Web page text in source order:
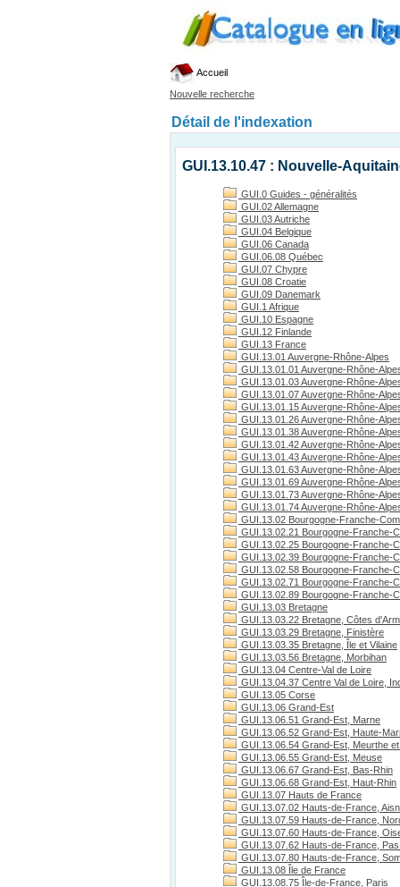
Accueil
Nouvelle recherche
Détail de l'indexation
GUI.13.10.47 : Nouvelle-
GUI.0 Guides - généralités
GUI.02 Allemagne
GUI.03 Autriche
GUI.04 Belgique
GUI.06 Canada
GUI.06.08 Québec
GUI.07 Chypre
GUI.08 Croatie
GUI.09 Danemark
GUI.1 Afrique
GUI.10 Espagne
GUI.12 Finlande
GUI.13 France
GUI.13.01 Auvergne-Rhône-Alpes
GUI.13.01.01 Auvergne-Rhône-
GUI.13.01.03 Auvergne-Rhône-
GUI.13.01.07 Auvergne-Rhône-
GUI.13.01.15 Auvergne-Rhône-
GUI.13.01.26 Auvergne-Rhône-
GUI.13.01.38 Auvergne-Rhône-
GUI.13.01.42 Auvergne-Rhône-
GUI.13.01.43 Auvergne-Rhône-
GUI.13.01.63 Auvergne-Rhône-
GUI.13.01.69 Auvergne-Rhône-
GUI.13.01.73 Auvergne-Rhône-
GUI.13.01.74 Auvergne-Rhône-
GUI.13.02 Bourgogne-Franche-
GUI.13.02.21 Bourgogne-Franche-
GUI.13.02.25 Bourgogne-Franche-
GUI.13.02.39 Bourgogne-Franche-
GUI.13.02.58 Bourgogne-Franche-
GUI.13.02.71 Bourgogne-Franche-
GUI.13.02.89 Bourgogne-Franche-
GUI.13.03 Bretagne
GUI.13.03.22 Bretagne, Côtes
GUI.13.03.29 Bretagne, Finistère
GUI.13.03.35 Bretagne, Île et Vilaine
GUI.13.03.56 Bretagne, Morbihan
GUI.13.04 Centre-Val de Loire
GUI.13.04.37 Centre Val de Loire,
GUI.13.05 Corse
GUI.13.06 Grand-Est
GUI.13.06.51 Grand-Est, Marne
GUI.13.06.52 Grand-Est, Haute-
GUI.13.06.54 Grand-Est, Meurthe
GUI.13.06.55 Grand-Est, Meuse
GUI.13.06.67 Grand-Est, Bas-Rhin
GUI.13.06.68 Grand-Est, Haut-Rhin
GUI.13.07 Hauts de France
GUI.13.07.02 Hauts-de-France,
GUI.13.07.59 Hauts-de-France,
GUI.13.07.60 Hauts-de-France,
GUI.13.07.62 Hauts-de-France,
GUI.13.07.80 Hauts-de-France,
GUI.13.08 Île de France
GUI.13.08.75 Île-de-France, Paris